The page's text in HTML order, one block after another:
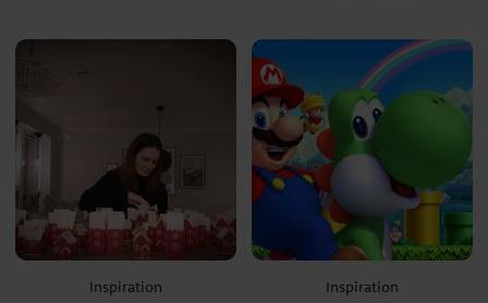
Inspiration Inspiration